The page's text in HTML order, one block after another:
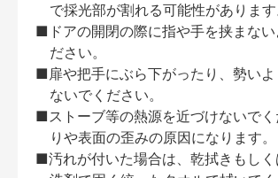
で採光部が割れる可能性があります
■ドアの開閉の際に指や手を挟まない
ださい。
■扉や把手にぶら下がったり、勢いよ
ないでください。
■ストーブ等の熱源を近づけないでく
りや表面の歪みの原因になります。
■汚れが付いた場合は、乾拭きもし